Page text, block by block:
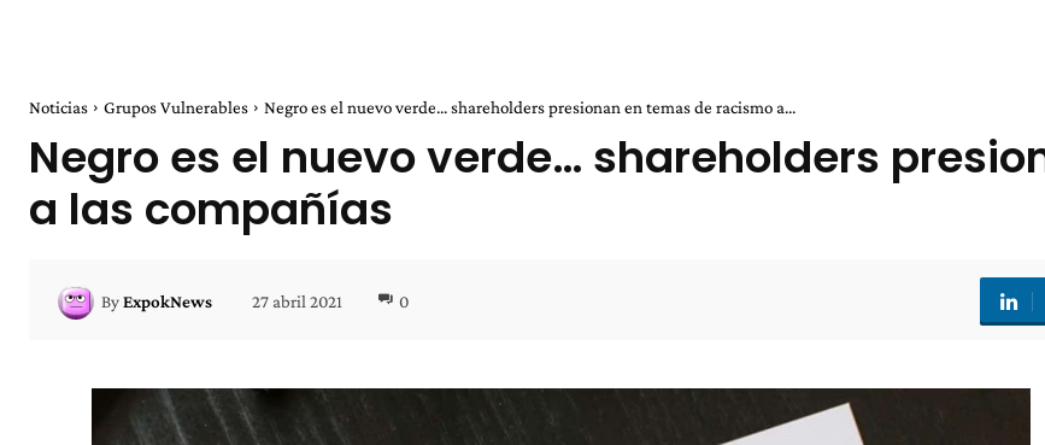
Noticias Grupos Vulnerables Negro es el nuevo verde... shareholders presionan en temas de racismo a...
Negro es el nuevo verde… shareholders
a las compañías
ByExpokNews 27 abril 2021 0